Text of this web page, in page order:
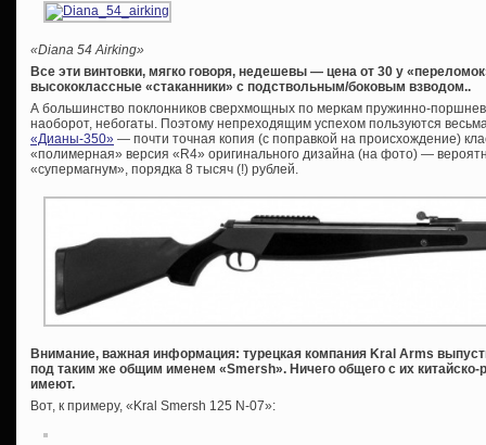
«Diana 54 Airking»
Все эти винтовки, мягко говоря, недешевы — цена от 30 у
высококлассные «стаканники» с подствольным/боковым взводом..
А большинство поклонников сверхмощных по меркам пружинно-
наоборот, небогаты. Поэтому непреходящим успехом пользуются
«Дианы-350» — почти точная копия (с поправкой на происхождение)
«полимерная» версия «R4» оригинального дизайна (на фото) —
«супермагнум», порядка 8 тысяч (!) рублей.
Внимание, важная информация: турецкая компания Kral Arms
под таким же общим именем «Smersh». Ничего общего с их
имеют.
Вот, к примеру, «Kral Smersh 125 N-07»: